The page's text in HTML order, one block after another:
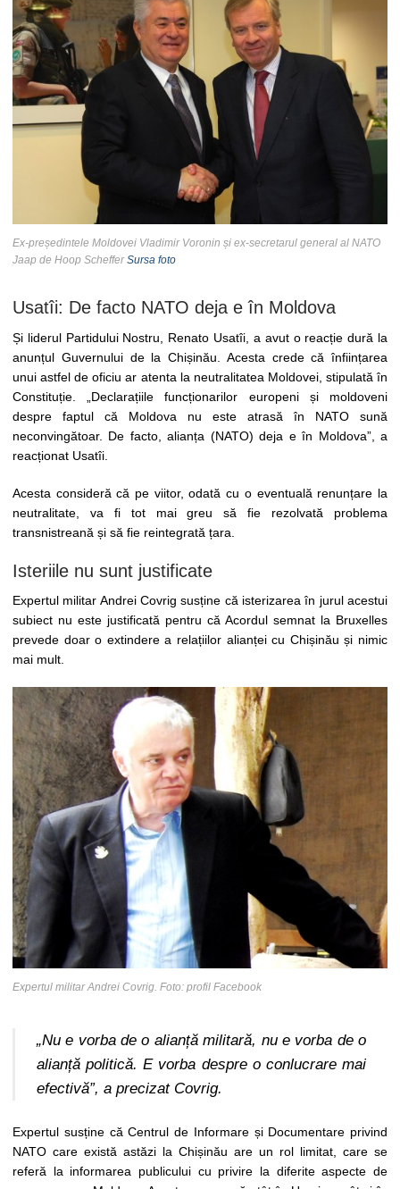
Ex-președintele Moldovei Vladimir Voronin și ex-secretarul general al NATO
Jaap de Hoop SchefferSursa foto
Usatîi: De facto NATO deja e în Moldova
Și liderul Partidului Nostru, Renato Usatîi, a avut o reacție dură la
anunțul Guvernului de la Chișinău. Acesta crede că înființarea
unui astfel de oficiu ar atenta la neutralitatea Moldovei, stipulată în
Constituție. „Declarațiile funcționarilor europeni și moldoveni
despre faptul că Moldova nu este atrasă în NATO sună
neconvingătoar. De facto, alianța (NATO) deja e în Moldova”, a
reacționat Usatîi.
Acesta consideră că pe viitor, odată cu o eventuală renunțare la
neutralitate, va fi tot mai greu să fie rezolvată problema
transnistreană și să fie reintegrată țara.
Isteriile nu sunt justificate
Expertul militar Andrei Covrig susține că isterizarea în jurul acestui
subiect nu este justificată pentru că Acordul semnat la Bruxelles
prevede doar o extindere a relațiilor alianței cu Chișinău și nimic
mai mult.
Expertul militar Andrei Covrig. Foto: profil Facebook
„Nu e vorba de o alianță militară, nu e vorba de o
alianță politică. E vorba despre o conlucrare mai
efectivă”, a precizat Covrig.
Expertul susține că Centrul de Informare și Documentare privind
NATO care există astăzi la Chișinău are un rol limitat, care se
referă la informarea publicului cu privire la diferite aspecte de